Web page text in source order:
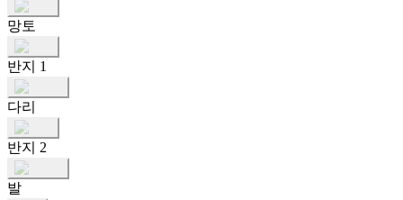
망토
반지 1
다리
반지 2
발